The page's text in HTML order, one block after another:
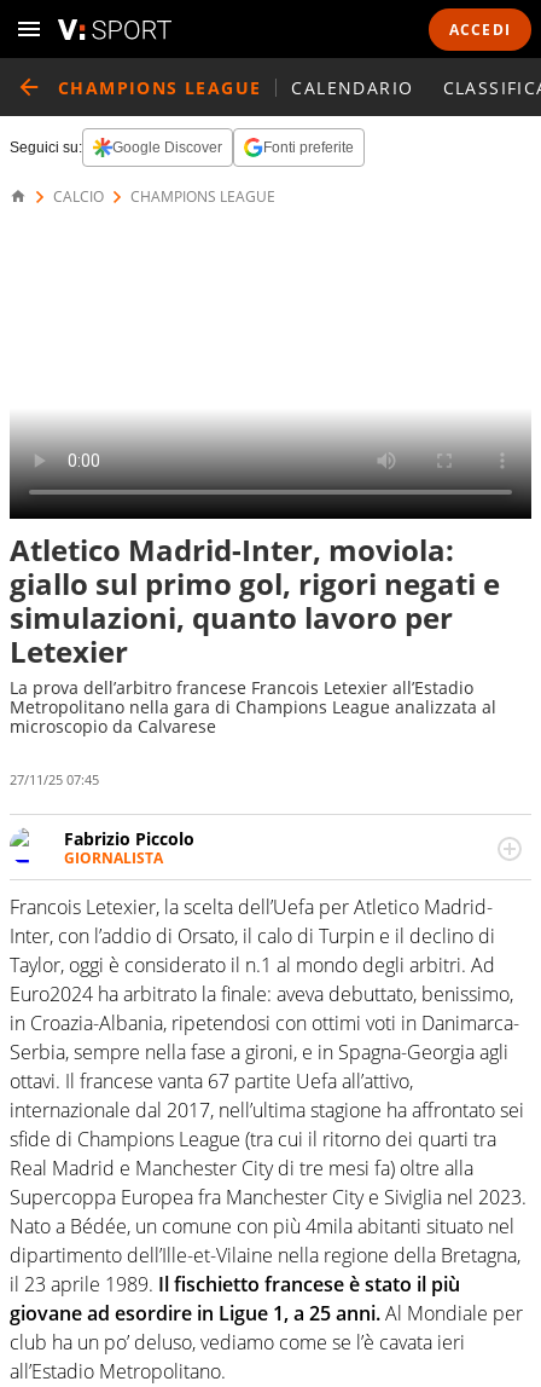
ACCEDI
CHAMPIONS LEAGUE CALENDARIO
Seguici su: Google Discover Fonti preferite
CALCIO CHAMPIONS LEAGUE
Atletico Madrid-Inter, moviola:
giallo sul primo gol, rigori negati e
simulazioni, quanto lavoro per
Letexier
La prova dell’arbitro francese Francois Letexier all’Estadio
Metropolitano nella gara di Champions League analizzata al
microscopio da Calvarese
27/11/25 07:45
Fabrizio Piccolo
GIORNALISTA
Nella sua carriera ha seguito numerose manifestazioni
sportive e collaborato con agenzie e testate. Esperienza,
competenza, conoscenza e memoria storica. Si occupa
prevalentemente di calcio
Francois Letexier, la scelta dell’Uefa per Atletico Madrid-
Inter, con l’addio di Orsato, il calo di Turpin e il declino di
Taylor, oggi è considerato il n.1 al mondo degli arbitri. Ad
Euro2024 ha arbitrato la finale: aveva debuttato, benissimo,
in Croazia-Albania, ripetendosi con ottimi voti in Danimarca-
Serbia, sempre nella fase a gironi, e in Spagna-Georgia agli
ottavi. Il francese vanta 67 partite Uefa all’attivo,
internazionale dal 2017, nell’ultima stagione ha affrontato sei
sfide di Champions League (tra cui il ritorno dei quarti tra
Real Madrid e Manchester City di tre mesi fa) oltre alla
Supercoppa Europea fra Manchester City e Siviglia nel 2023.
Nato a Bédée, un comune con più 4mila abitanti situato nel
dipartimento dell’Ille-et-Vilaine nella regione della Bretagna,
il 23 aprile 1989. Il fischietto francese è stato il più
giovane ad esordire in Ligue 1, a 25 anni.Al Mondiale per
club ha un po’ deluso, vediamo come se l’è cavata ieri
all’Estadio Metropolitano.